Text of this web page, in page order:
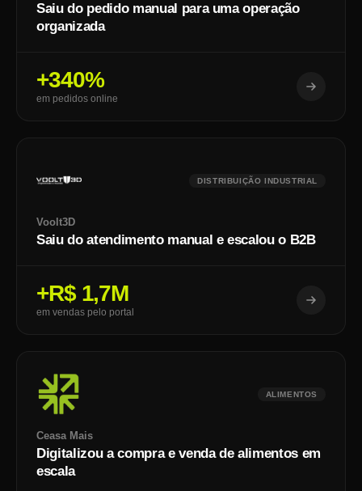
Saiu do pedido manual para uma operação
organizada
+340%
em pedidos online
DISTRIBUIÇÃO INDUSTRIAL
Voolt3D
Saiu do atendimento manual e escalou o B2B
+R$ 1,7M
em vendas pelo portal
ALIMENTOS
Ceasa Mais
Digitalizou a compra e venda de alimentos em
escala